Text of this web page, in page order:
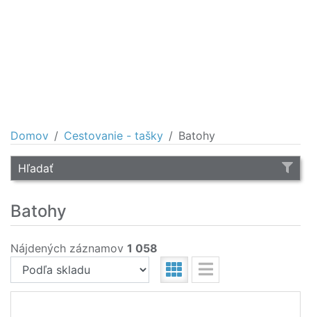
Domov Cestovanie - tašky Batohy
Hľadať
Batohy
Nájdených záznamov 1 058